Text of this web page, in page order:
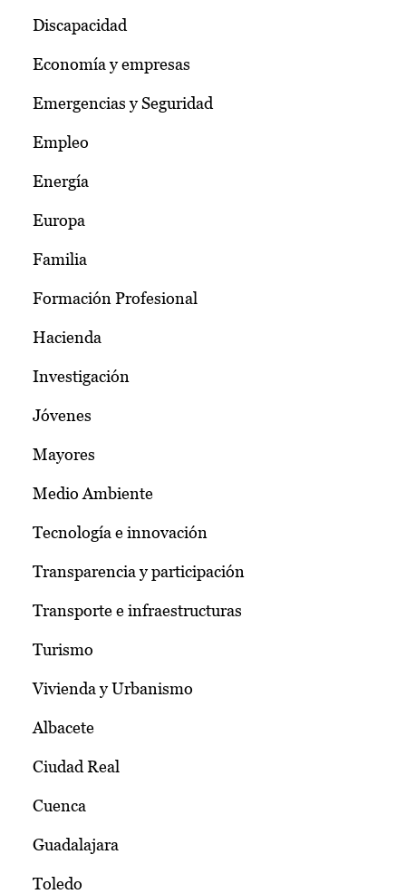
Discapacidad
Economía y empresas
Emergencias y Seguridad
Empleo
Energía
Europa
Familia
Formación Profesional
Hacienda
Investigación
Jóvenes
Mayores
Medio Ambiente
Tecnología e innovación
Transparencia y participación
Transporte e infraestructuras
Turismo
Vivienda y Urbanismo
Albacete
Ciudad Real
Cuenca
Guadalajara
Toledo